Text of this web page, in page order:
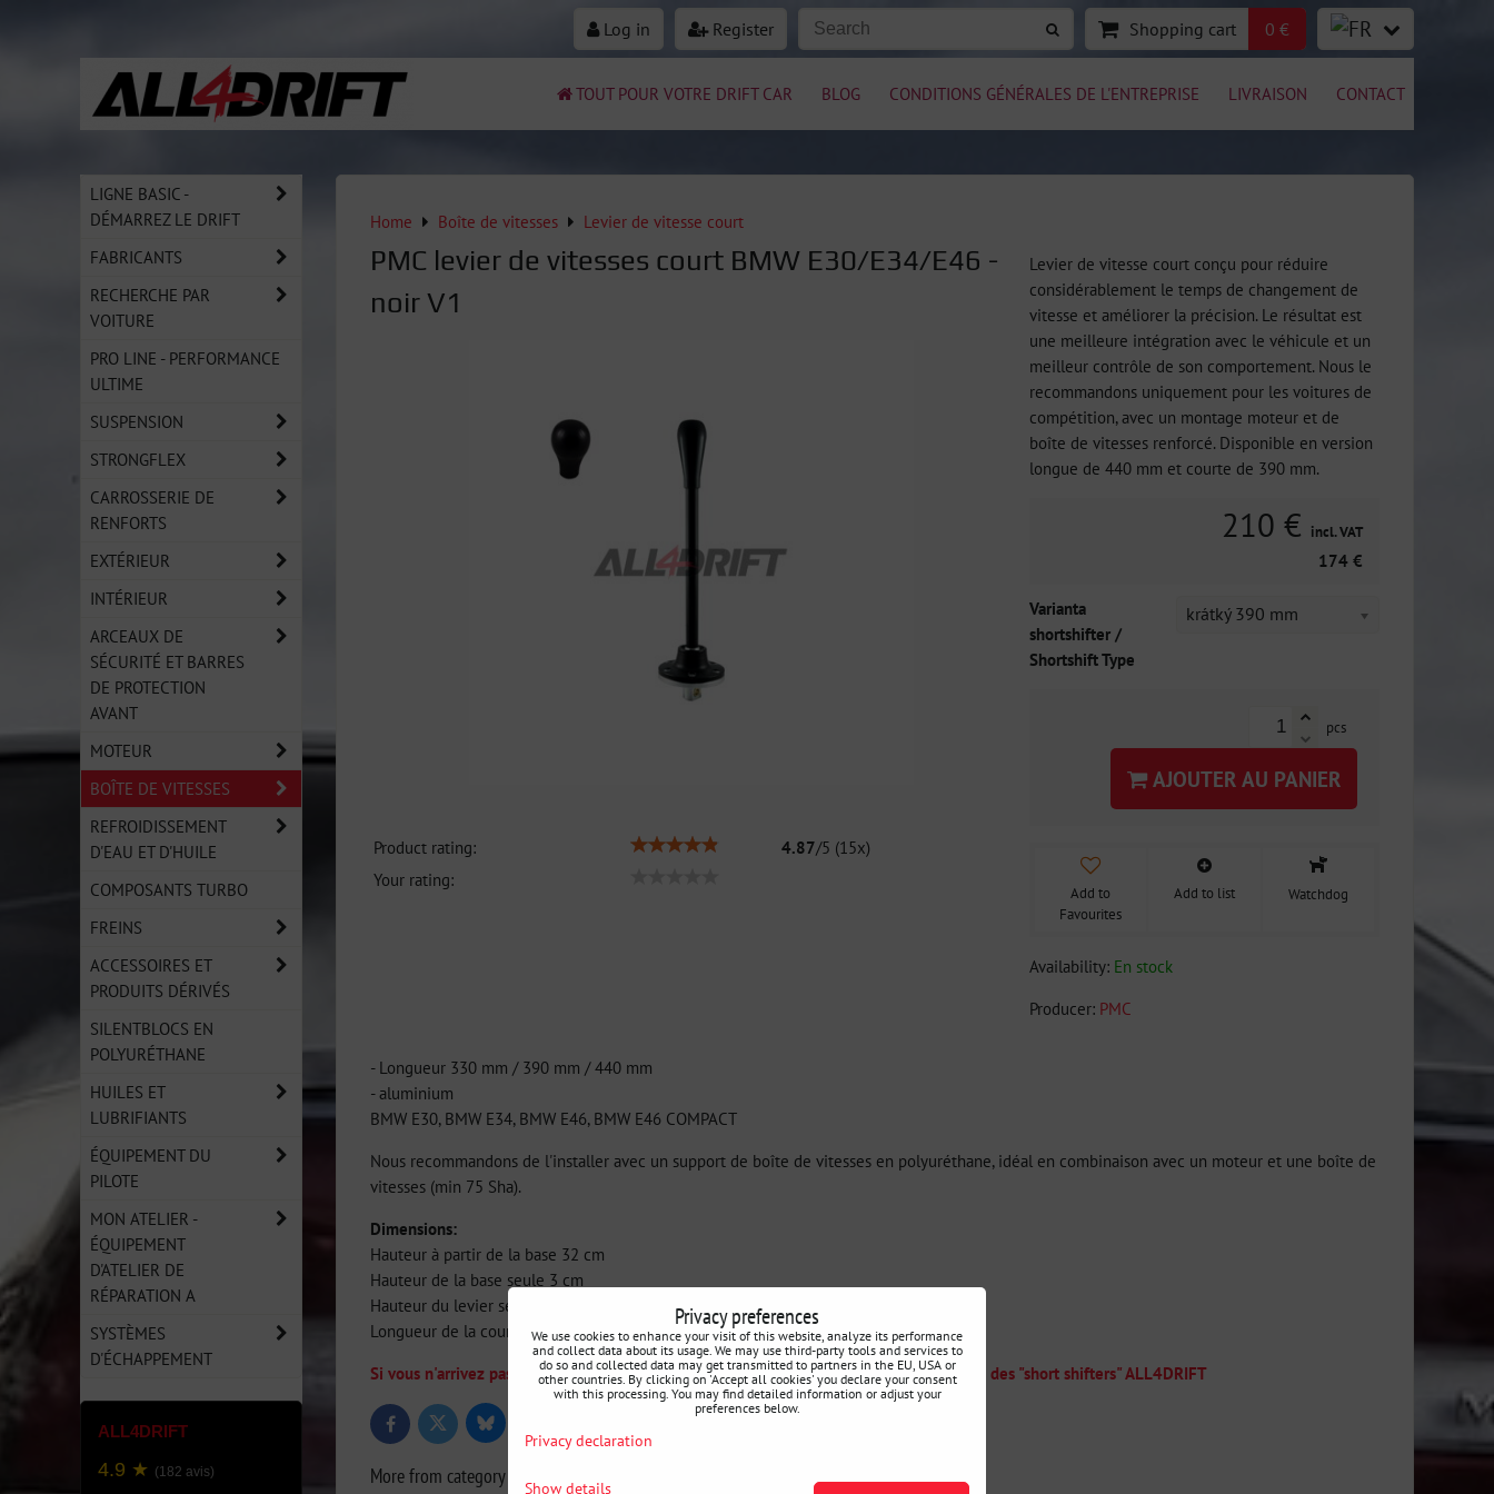
Log in Register Shopping cart 0 €
TOUT POUR VOTRE DRIFT CAR BLOG CONDITIONS GÉNÉRALES DE L'ENTREPRISE LIVRAISON CONTACT
Home Boîte de vitesses Levier de vitesse court
PMC levier de vitesses court BMW E30/E34/E46 -
noir V1
Product rating: 4.87/5 (15x)
Your rating:
Levier de vitesse court conçu pour réduire
considérablement le temps de changement de
vitesse et améliorer la précision. Le résultat est
une meilleure intégration avec le véhicule et un
meilleur contrôle de son comportement. Nous le
recommandons uniquement pour les voitures de
compétition, avec un montage moteur et de
boîte de vitesses renforcé. Disponible en version
longue de 440 mm et courte de 390 mm.
210 € incl. VAT
174 €
Varianta
shortshifter /
Shortshift Type
krátký 390 mm
pcs
AJOUTER AU PANIER
Add to
Favourites
Add to list Watchdog
Availability: En stock
Producer: PMC
- Longueur 330 mm / 390 mm / 440 mm
- aluminium
BMW E30, BMW E34, BMW E46, BMW E46 COMPACT
Nous recommandons de l'installer avec un support de boîte de vitesses en polyuréthane, idéal en combinaison avec un moteur et une boîte de
vitesses (min 75 Sha).
Dimensions:
Hauteur à partir de la base 32 cm
Hauteur de la base seule 3 cm
Hauteur du levier seul : long -35 cm, court -30 cm, extra court -21 cm
Longueur de la course de changement de vitesse - changement de vitesse moyen
Si vous n'arrivez pas à choisir, ce résumé peut vous aider : Types, espèces et utilisations des "short shifters" ALL4DRIFT
FacebookTwitter Bluesky
More from category
LIGNE BASIC -
DÉMARREZ LE DRIFT
FABRICANTS
RECHERCHE PAR
VOITURE
PRO LINE - PERFORMANCE
ULTIME
SUSPENSION
STRONGFLEX
CARROSSERIE DE
RENFORTS
EXTÉRIEUR
INTÉRIEUR
ARCEAUX DE
SÉCURITÉ ET BARRES
DE PROTECTION
AVANT
MOTEUR
BOÎTE DE VITESSES
REFROIDISSEMENT
D'EAU ET D'HUILE
COMPOSANTS TURBO
FREINS
ACCESSOIRES ET
PRODUITS DÉRIVÉS
SILENTBLOCS EN
POLYURÉTHANE
HUILES ET
LUBRIFIANTS
ÉQUIPEMENT DU
PILOTE
MON ATELIER -
ÉQUIPEMENT
D'ATELIER DE
RÉPARATION A
SYSTÈMES
D'ÉCHAPPEMENT
ALL4DRIFT
4.9 ★ (182 avis)
Privacy preferences
We use cookies to enhance your visit of this website, analyze its performance
and collect data about its usage. We may use third-party tools and services to
do so and collected data may get transmitted to partners in the EU, USA or
other countries. By clicking on 'Accept all cookies' you declare your consent
with this processing. You may find detailed information or adjust your
preferences below.
Privacy declaration
Show details